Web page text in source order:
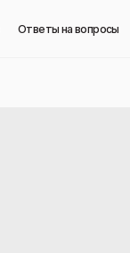
Ответы на вопросы